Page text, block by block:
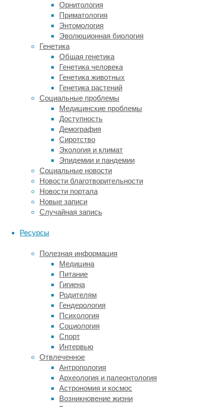
Орнитология
Приматология
Энтомология
Эволюционная биология
Генетика
Общая генетика
Генетика человека
Генетика животных
Генетика растений
Социальные проблемы
Медицинские проблемы
Доступность
Демография
Сиротство
Экология и климат
Эпидемии и пандемии
Социальные новости
Новости благотворительности
Новости портала
Новые записи
Случайная запись
Ресурсы
Полезная информация
Медицина
Питание
Гигиена
Родителям
Гендерология
Психология
Социология
Спорт
Интервью
Отвлеченное
Антропология
Археология и палеонтология
Астрономия и космос
Возникновение жизни
хроническим
лимфобластным
лейкозом),
рецидивирующими
или
устойчивыми
к высоким
дозам
химиотерапии.
Из образцов
крови
больных
выделили
Т-
лимфоциты
и с помощью
обезвреженного
лентивируса
встроили
в их ДНК
ген
антигенного
(CAR).
Этот
рецептор
содержит
антигенраспознающий
внеклеточный
домен,
селективно
связывающийся
с рецептором
В-
лимфоцитов
CD19,
внутриклеточные
сигнальные